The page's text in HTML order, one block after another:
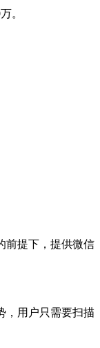
。
前提下，提供微信
，用户只需要扫描